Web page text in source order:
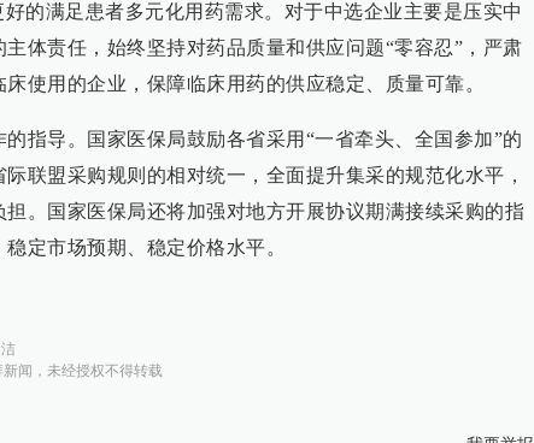
好的满足患者多元化用药需求。对于中选企业主要是压实中
体责任，始终坚持对药品质量和供应问题“零容忍”，严肃
使用的企业，保障临床用药的供应稳定、质量可靠。
指导。国家医保局鼓励各省采用“一省牵头、全国参加”的
联盟采购规则的相对统一，全面提升集采的规范化水平，
。国家医保局还将加强对地方开展协议期满接续采购的指
定市场预期、稳定价格水平。
新闻，未经授权不得转载